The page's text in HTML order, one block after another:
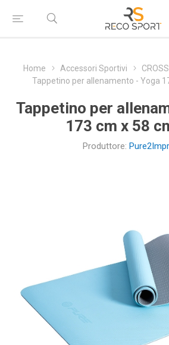
Home Accessori Sportivi
Tappetino per allenamento - Yoga
Tappetino per
173 cm x 58
Produttore: